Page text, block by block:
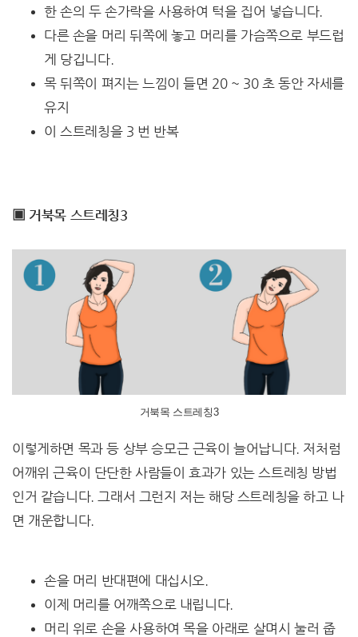
한 손의 두 손가락을 사용하여 턱을 집어 넣습니다.
다른 손을 머리 뒤쪽에 놓고 머리를 가슴쪽으로 부드럽
게 당깁니다.
목 뒤쪽이 펴지는 느낌이 들면 20 ~ 30 초 동안 자세를
유지
이 스트레칭을 3 번 반복
▣ 거북목 스트레칭3
거북목 스트레칭3
이렇게하면 목과 등 상부 승모근 근육이 늘어납니다. 저처럼
어깨위 근육이 단단한 사람들이 효과가 있는 스트레칭 방법
인거 같습니다. 그래서 그런지 저는 해당 스트레칭을 하고 나
면 개운합니다.
손을 머리 반대편에 대십시오.
이제 머리를 어깨쪽으로 내립니다.
머리 위로 손을 사용하여 목을 아래로 살며시 눌러 줍